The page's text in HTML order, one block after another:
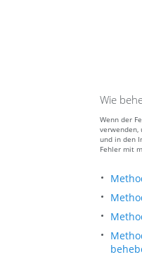
Wie
Wenn der
verwenden,
und in den
Fehler mit